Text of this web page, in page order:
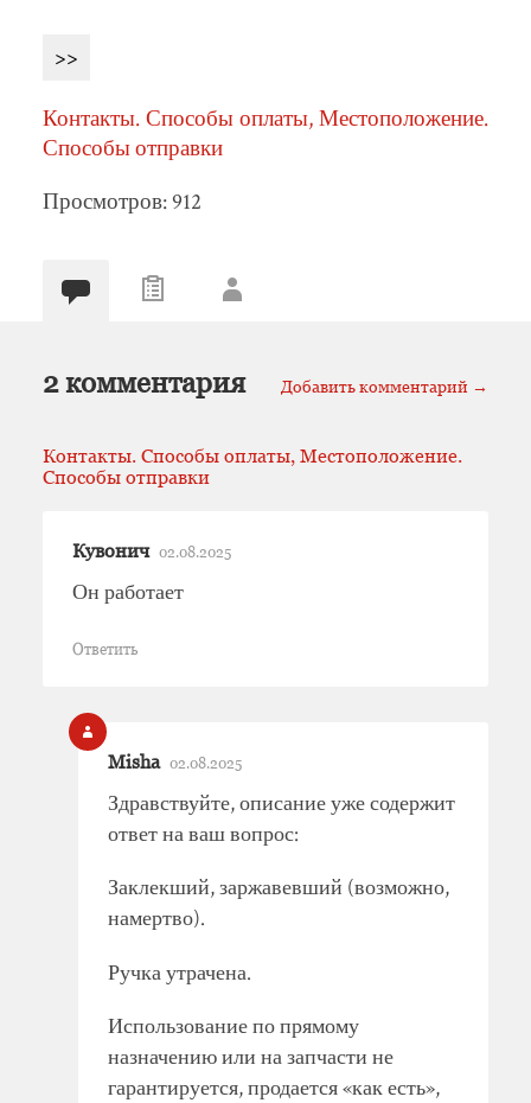
>>
Контакты. Способы оплаты, Местоположение.
Способы отправки
Просмотров: 912
2 комментария Добавить комментарий →
Контакты. Способы оплаты, Местоположение.
Способы отправки
Кувонич 02.08.2025
Он работает
Ответить
Misha 02.08.2025
Здравствуйте, описание уже содержит
ответ на ваш вопрос:
Заклекший, заржавевший (возможно,
намертво).
Ручка утрачена.
Использование по прямому
назначению или на запчасти не
гарантируется, продается «как есть»,